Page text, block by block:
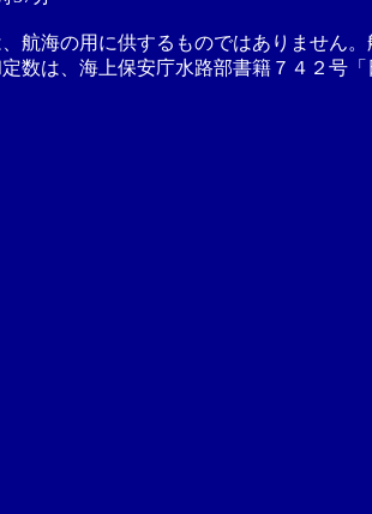
航海の用に供するものではありません
数は、海上保安庁水路部書籍７４２号